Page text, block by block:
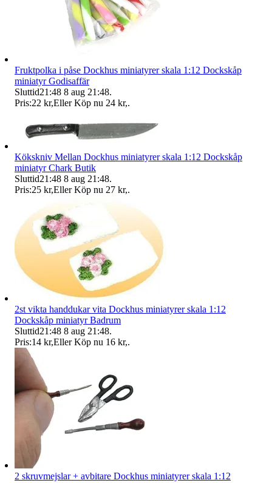
Fruktpolka i påse Dockhus miniatyrer skala 1:12 Dockskåp
miniatyr Godisaffär
Sluttid21:48 8 aug 21:48.
Pris:22 kr,Eller Köp nu 24 kr,.
Kökskniv Mellan Dockhus miniatyrer skala 1:12 Dockskåp
miniatyr Chark Butik
Sluttid21:48 8 aug 21:48.
Pris:25 kr,Eller Köp nu 27 kr,.
2st vikta handdukar vita Dockhus miniatyrer skala 1:12
Dockskåp miniatyr Badrum
Sluttid21:48 8 aug 21:48.
Pris:14 kr,Eller Köp nu 16 kr,.
2 skruvmejslar + avbitare Dockhus miniatyrer skala 1:12